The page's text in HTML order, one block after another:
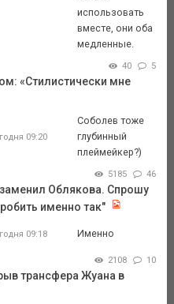
использовать
вместе, они оба
медленные.
40 5
«Стилистически мне
09:20
Соболев тоже
глубинный
плеймейкер?)
5185 46
Облякова. Спрошу
именно так"
09:18 Именно
2108 10
трансфера Жуана в